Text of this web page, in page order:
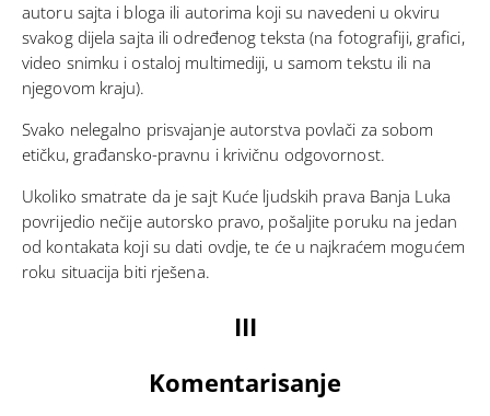
autoru sajta i bloga ili autorima koji su navedeni u okviru
svakog dijela sajta ili određenog teksta (na fotografiji, grafici,
video snimku i ostaloj multimediji, u samom tekstu ili na
njegovom kraju).
Svako nelegalno prisvajanje autorstva povlači za sobom
etičku, građansko-pravnu i krivičnu odgovornost.
Ukoliko smatrate da je sajt Kuće ljudskih prava Banja Luka
povrijedio nečije autorsko pravo, pošaljite poruku na jedan
od kontakata koji su dati ovdje, te će u najkraćem mogućem
roku situacija biti rješena.
III
Komentarisanje